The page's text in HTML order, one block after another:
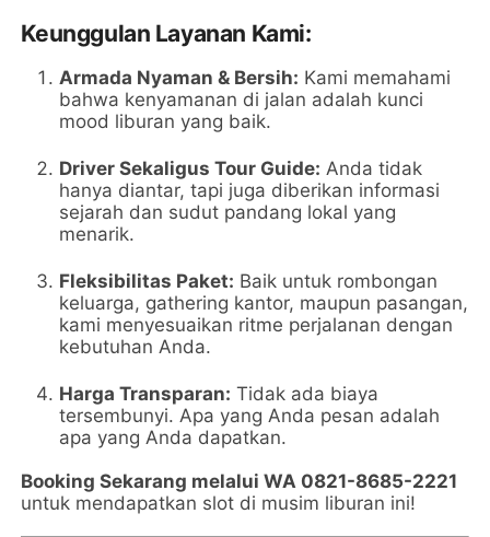
Keunggulan Layanan Kami:
Armada Nyaman & Bersih: Kami memahami
bahwa kenyamanan di jalan adalah kunci
mood liburan yang baik.
Driver Sekaligus Tour Guide: Anda tidak
hanya diantar, tapi juga diberikan informasi
sejarah dan sudut pandang lokal yang
menarik.
Fleksibilitas Paket: Baik untuk rombongan
keluarga, gathering kantor, maupun pasangan,
kami menyesuaikan ritme perjalanan dengan
kebutuhan Anda.
Harga Transparan: Tidak ada biaya
tersembunyi. Apa yang Anda pesan adalah
apa yang Anda dapatkan.
Booking Sekarang melalui WA 0821-8685-2221
untuk mendapatkan slot di musim liburan ini!